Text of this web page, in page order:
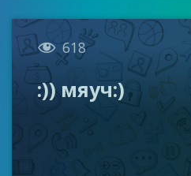
 618
:)) мяуч:)